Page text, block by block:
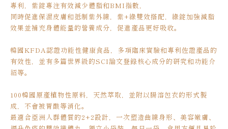
專利，紫錠專注有效減少體脂和BMI指數，
同時促進保濕皮膚和抵制紫外線，紫+綠雙效搭配，綠錠加強減脂
效果並補充身體能量的營養成分，促進產品更好吸收。
韓國KFDA認證功能性健康食品，多項臨床實驗和專利佐證產品的
有效性，並有多篇世界級的SCI論文登錄核心成分的研究和功能介
紹等。
100韓國原產植物性原料，天然萃取，並附以腸溶包衣的形式製
成，不會被胃酸等消化。
最適合亞洲人群體質的2+2設計，一次塑造曲線身形、美容嫩膚、